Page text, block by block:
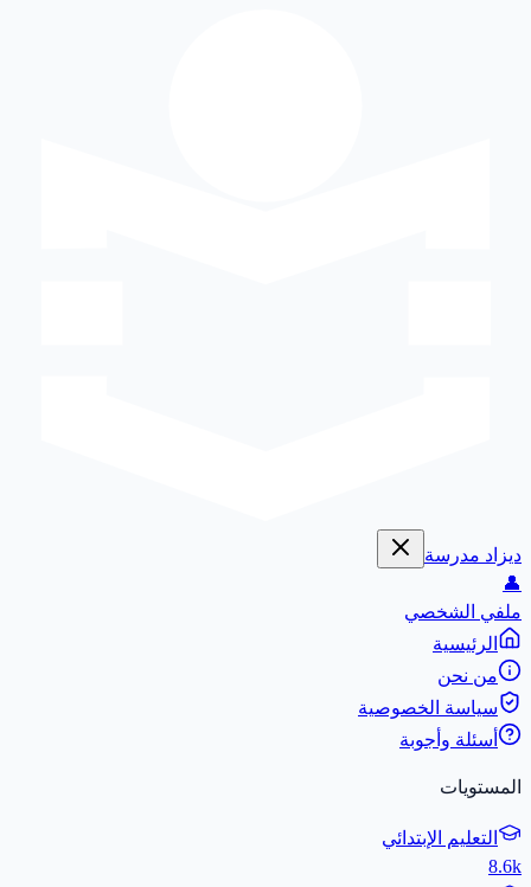
ديزاد مدرسة
👤
ملفي الشخصي
الرئيسية
من نحن
سياسة الخصوصية
أسئلة وأجوبة
المستويات
التعليم الإبتدائي
8.6k